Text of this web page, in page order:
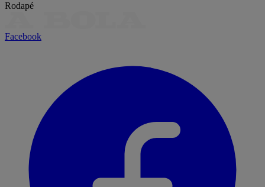
Rodapé
Facebook